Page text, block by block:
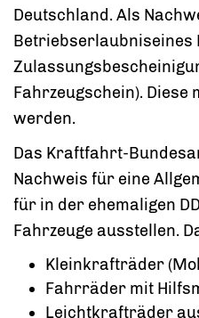
Deutschland. Als
Betriebserlaubniseines
Fahrzeugschein).
werden.
Das Kraftfahrt-
Nachweis für eine
für in der ehemaligen
Fahrzeuge ausstellen.
Kleinkrafträder
Fahrräder mit
Leichtkrafträder